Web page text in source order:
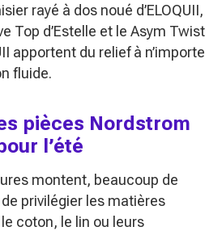
rayé à dos noué d’ELOQUII,
Top d’Estelle et le Asym Twist
apportent du relief à n’importe
fluide.
pièces Nordstrom
l’été
montent, beaucoup de
privilégier les matières
coton, le lin ou leurs